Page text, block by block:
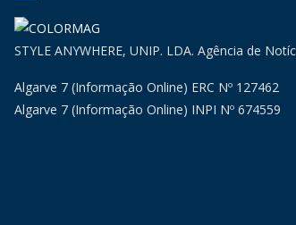
STYLE ANYWHERE, UNIP. LDA. Agência de
Algarve 7 (Informação Online) ERC Nº 127462
Algarve 7 (Informação Online) INPI Nº 674559